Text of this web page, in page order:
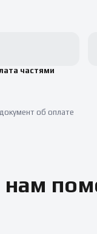
частями
об оплате
нам